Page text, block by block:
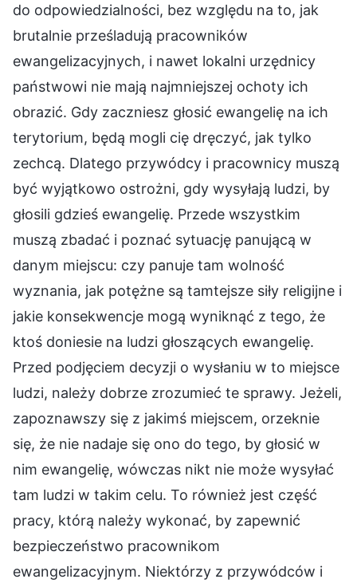
do odpowiedzialności, bez względu na to, jak
brutalnie prześladują pracowników
ewangelizacyjnych, i nawet lokalni urzędnicy
państwowi nie mają najmniejszej ochoty ich
obrazić. Gdy zaczniesz głosić ewangelię na ich
terytorium, będą mogli cię dręczyć, jak tylko
zechcą. Dlatego przywódcy i pracownicy muszą
być wyjątkowo ostrożni, gdy wysyłają ludzi, by
głosili gdzieś ewangelię. Przede wszystkim
muszą zbadać i poznać sytuację panującą w
danym miejscu: czy panuje tam wolność
wyznania, jak potężne są tamtejsze siły religijne i
jakie konsekwencje mogą wyniknąć z tego, że
ktoś doniesie na ludzi głoszących ewangelię.
Przed podjęciem decyzji o wysłaniu w to miejsce
ludzi, należy dobrze zrozumieć te sprawy. Jeżeli,
zapoznawszy się z jakimś miejscem, orzeknie
się, że nie nadaje się ono do tego, by głosić w
nim ewangelię, wówczas nikt nie może wysyłać
tam ludzi w takim celu. To również jest część
pracy, którą należy wykonać, by zapewnić
bezpieczeństwo pracownikom
ewangelizacyjnym. Niektórzy z przywódców i